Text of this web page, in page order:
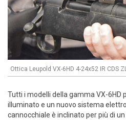
Ottica Leupold VX-6HD 4-24x52 IR CDS
Tutti i modelli della gamma VX-6HD
illuminato e un nuovo sistema
cannocchiale è inclinato per più di